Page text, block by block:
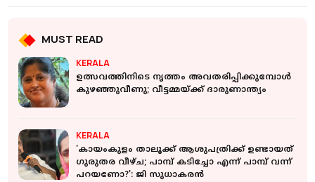
MUST READ
KERALA
ഉത്സവത്തിനിടെ നൃത്തം അവതരിപ്പിക്കുമ്പോള്‍
കുഴഞ്ഞുവീണു; വീട്ടമ്മയ്ക്ക് ദാരുണാന്ത്യം
KERALA
'കായംകുളം താലൂക്ക് ആശുപത്രിക്ക് ഉണ്ടായത്
ഗുരുതര വീഴ്ച; പാമ്പ് കടിച്ചോ എന്ന് പാമ്പ് വന്ന്
പറയണോ?': ജി സുധാകരന്‍